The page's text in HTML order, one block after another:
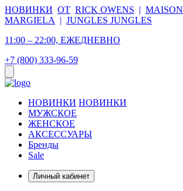
НОВИНКИ ОТ RICK OWENS | MAISON
MARGIELA
| JUNGLES JUNGLES
11:00 – 22:00, ЕЖЕДНЕВНО
+7 (800) 333-96-59
НОВИНКИ НОВИНКИ
МУЖСКОЕ
ЖЕНСКОЕ
АКСЕССУАРЫ
Бренды
Sale
Личный кабинет